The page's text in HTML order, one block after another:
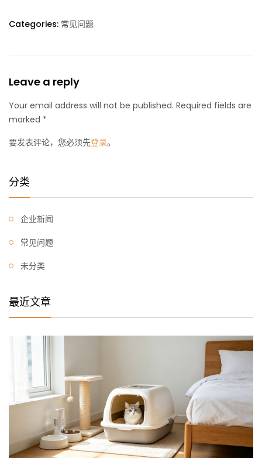
Categories: 常见问题
Leave a reply
Your email address will not be published. Required fields are
marked *
要发表评论，您必须先登录。
分类
企业新闻
常见问题
未分类
最近文章